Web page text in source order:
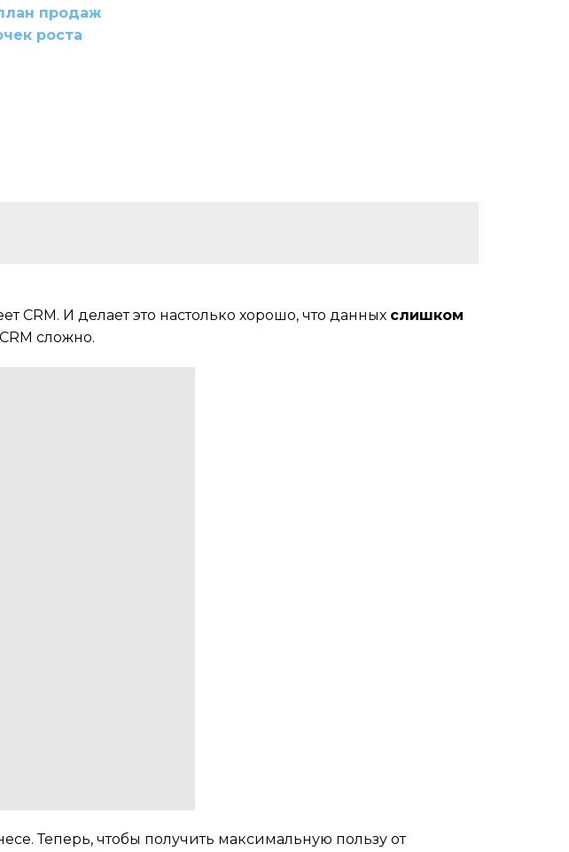
продаж
роста
CRM. И делает это настолько хорошо, что данных слишком
сложно.
Теперь, чтобы получить максимальную пользу от